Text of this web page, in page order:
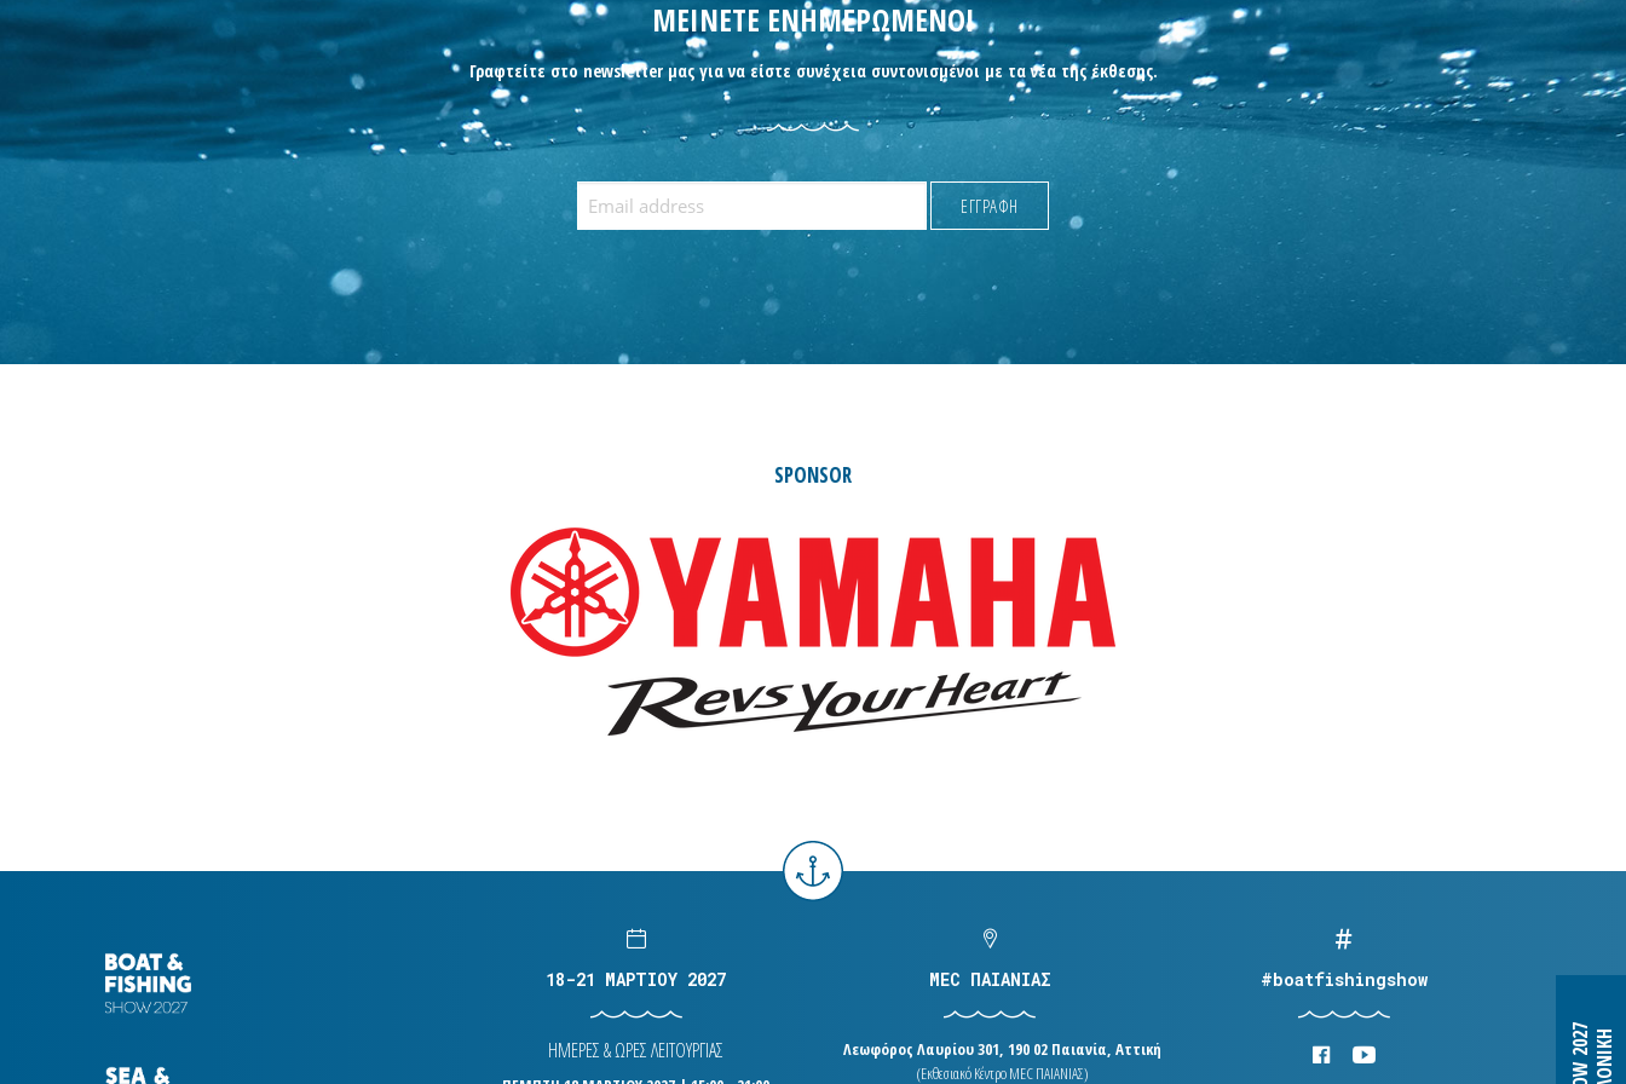
ΜΕΙΝΕΤΕ ΕΝΗΜΕΡΩΜΕΝΟΙ
Γραφτείτε στο newsletter μας για να είστε συνέχεια συντονισμένοι με τα νέα της έκθεσης.
SPONSOR
18-21 ΜΑΡΤΙΟΥ 2027
ΗΜΕΡΕΣ & ΩΡΕΣ ΛΕΙΤΟΥΡΓΙΑΣ
MEC ΠΑΙΑΝΙΑΣ
Λεωφόρος Λαυρίου 301, 190 02 Παιανία, Αττική
(Εκθεσιακό Κέντρο MEC ΠΑΙΑΝΙΑΣ)
#boatfishingshow